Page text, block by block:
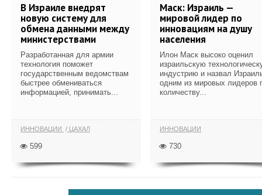
В Израиле внедрят
новую систему для
обмена данными между
министерствами
Разработанная для армии
технология поможет
государственным ведомствам
быстрее обмениваться
информацией, принимать...
ИННОВАЦИИ ЦАХАЛ
599
Маск: Израиль —
мировой лидер по
инновациям на душу
населения
Илон Маск высоко оценил
израильскую
индустрию и назвал
одним из мировых лидеров
количеству...
ИННОВАЦИИ
730